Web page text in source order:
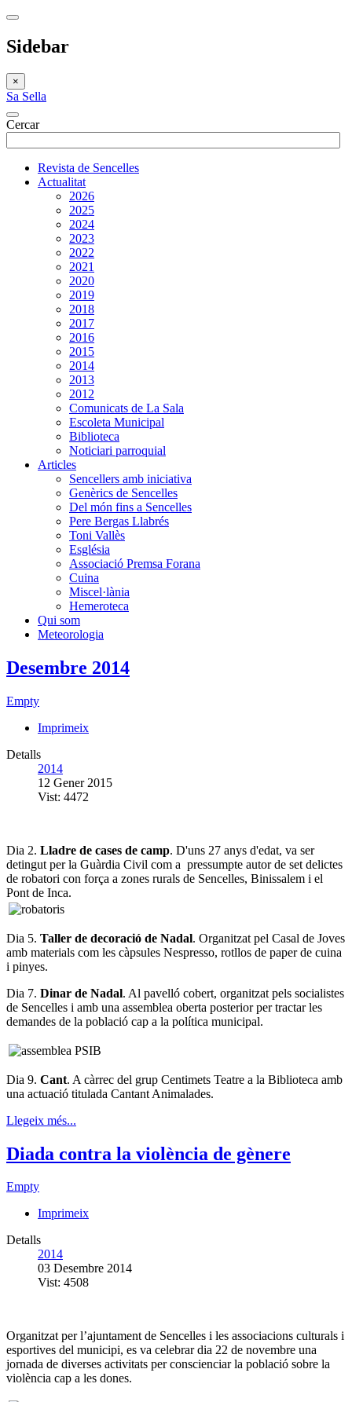
Sidebar
×
Sa Sella
Cercar
Revista de Sencelles
Actualitat
2026
2025
2024
2023
2022
2021
2020
2019
2018
2017
2016
2015
2014
2013
2012
Comunicats de La Sala
Escoleta Municipal
Biblioteca
Noticiari parroquial
Articles
Sencellers amb iniciativa
Genèrics de Sencelles
Del món fins a Sencelles
Pere Bergas Llabrés
Toni Vallès
Església
Associació Premsa Forana
Cuina
Miscel·lània
Hemeroteca
Qui som
Meteorologia
Desembre 2014
Empty
Imprimeix
Detalls
2014
12 Gener 2015
Vist: 4472
Dia 2. Lladre de cases de camp. D'uns 27 anys d'edat, va ser
detingut per la Guàrdia Civil com a pressumpte autor de set delictes
de robatori con força a zones rurals de Sencelles, Binissalem i el
Pont de Inca.
Dia 5. Taller de decoració de Nadal. Organitzat pel Casal de Joves
amb materials com les càpsules Nespresso, rotllos de paper de cuina
i pinyes.
Dia 7. Dinar de Nadal. Al pavelló cobert, organitzat pels socialistes
de Sencelles i amb una assemblea oberta posterior per tractar les
demandes de la població cap a la política municipal.
Dia 9. Cant. A càrrec del grup Centimets Teatre a la Biblioteca amb
una actuació titulada Cantant Animalades.
Llegeix més...
Diada contra la violència de gènere
Empty
Imprimeix
Detalls
2014
03 Desembre 2014
Vist: 4508
Organitzat per l’ajuntament de Sencelles i les associacions culturals i
esportives del municipi, es va celebrar dia 22 de novembre una
jornada de diverses activitats per conscienciar la població sobre la
violència cap a les dones.